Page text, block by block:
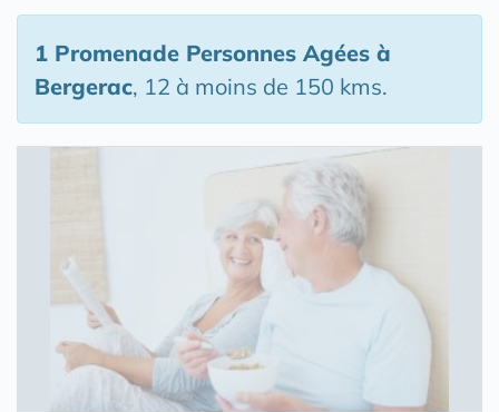
1 Promenade Personnes Agées à
Bergerac, 12 à moins de 150 kms.